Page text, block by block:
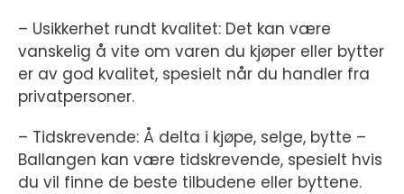
– Usikkerhet rundt kvalitet: Det kan være
vanskelig å vite om varen du kjøper eller bytter
er av god kvalitet, spesielt når du handler fra
privatpersoner.
– Tidskrevende: Å delta i kjøpe, selge, bytte –
Ballangen kan være tidskrevende, spesielt hvis
du vil finne de beste tilbudene eller byttene.